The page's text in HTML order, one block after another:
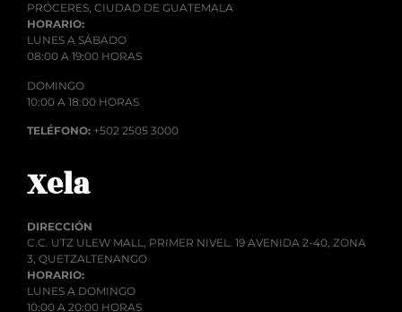
PRÓCERES, CIUDAD DE GUATEMALA
HORARIO:
LUNES A SÁBADO
08:00 A 19:00 HORAS
DOMINGO
10:00 A 18:00 HORAS
TELÉFONO: +502 2505 3000
Xela
DIRECCIÓN
C.C. UTZ ULEW MALL, PRIMER NIVEL. 19 AVENIDA 2-40, ZONA
3, QUETZALTENANGO
HORARIO:
LUNES A DOMINGO
10:00 A 20:00 HORAS